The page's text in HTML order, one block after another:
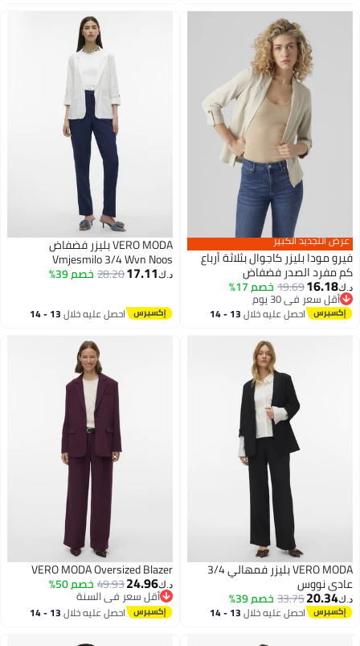
عرض التجديد الكبير
فيرو مودا بليزر كاجوال بثلاثة أرباع
كم مفرد الصدر فضفاض
د.ك‏16.18
19.69خصم 17%
أقل سعر في 30 يوم
أقل سعر في 30 يوماحصل عليه خلال 13 - 14
VERO MODA بليزر فضفاض
Vmjesmilo 3/4 Wvn Noos
د.ك‏17.11
28.20خصم 39%
احصل عليه خلال 13 - 14
VERO MODA بليزر فمهالي 3/4
عادي نووس
د.ك‏20.34
33.75خصم 39%
احصل عليه خلال 13 - 14
VERO MODA Oversized Blazer
د.ك‏24.96
49.93خصم 50%
أقل سعر في السنة
أقل سعر في السنة
احصل عليه خلال 13 - 14